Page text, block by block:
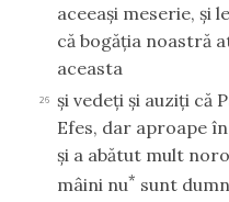
aceeaşi meserie, şi
că bogăţia noastră
aceasta
26
şi vedeţi şi auziţi că
Efes, dar aproape
şi a abătut mult
mâini nu* sunt